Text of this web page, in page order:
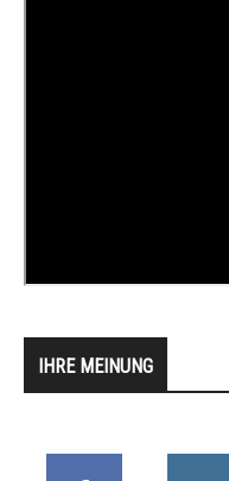
IHRE MEINUNG